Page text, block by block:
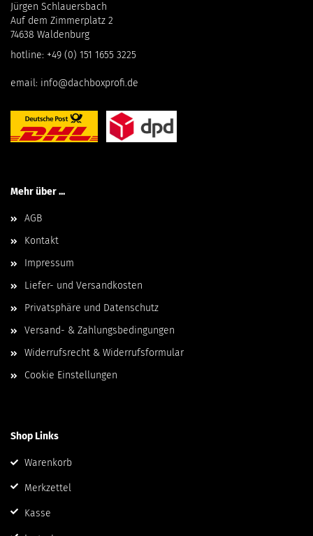
Jürgen Schlauersbach
Auf dem Zimmerplatz 2
74638 Waldenburg
hotline: +49 (0) 151 1655 3225
email: info@dachboxprofi.de
Mehr über ...
AGB
Kontakt
Impressum
Liefer- und Versandkosten
Privatsphäre und Datenschutz
Versand- & Zahlungsbedingungen
Widerrufsrecht & Widerrufsformular
Cookie Einstellungen
Shop Links
Warenkorb
Merkzettel
Kasse